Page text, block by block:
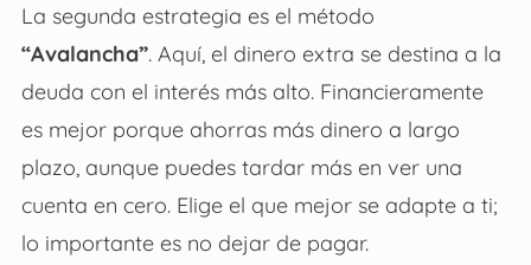
La segunda estrategia es el método
“Avalancha”. Aquí, el dinero extra se destina a la
deuda con el interés más alto. Financieramente
es mejor porque ahorras más dinero a largo
plazo, aunque puedes tardar más en ver una
cuenta en cero. Elige el que mejor se adapte a ti;
lo importante es no dejar de pagar.